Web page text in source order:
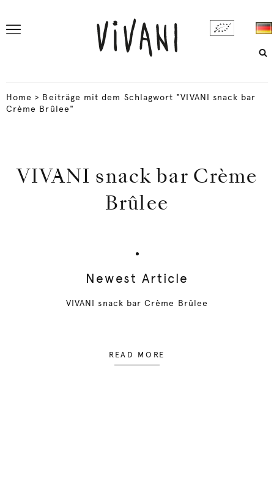
Home > Beiträge mit dem Schlagwort "VIVANI snack bar
Crème Brûlee"
VIVANI snack bar Crème
Brûlee
Newest Article
VIVANI snack bar Crème Brûlee
READ MORE